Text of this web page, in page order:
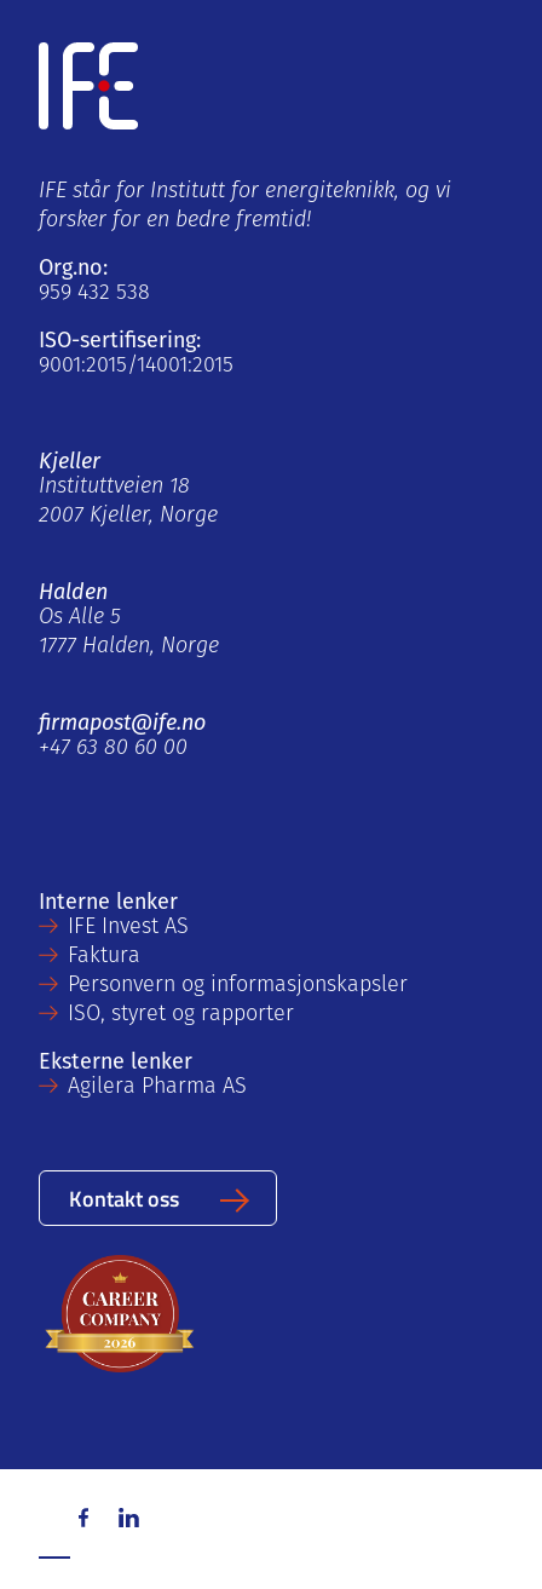
IFE står for Institutt for energiteknikk, og vi
forsker for en bedre fremtid!
Org.no:
959 432 538
ISO-sertifisering:
9001:2015/14001:2015
Kjeller
Instituttveien 18
2007 Kjeller, Norge
Halden
Os Alle 5
1777 Halden, Norge
firmapost@ife.no
+47 63 80 60 00
Interne lenker
IFE Invest AS
Faktura
Personvern og informasjonskapsler
ISO, styret og rapporter
Eksterne lenker
Agilera Pharma AS
Kontakt oss